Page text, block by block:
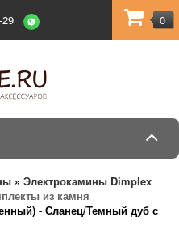
0
» Электрокамины Dimplex
из камня
- Сланец/Темный дуб с